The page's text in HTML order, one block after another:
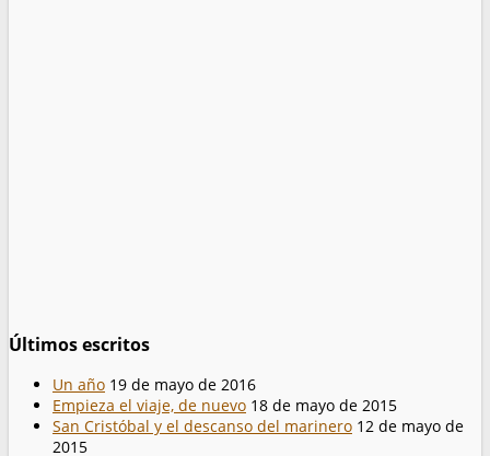
Últimos escritos
Un año 19 de mayo de 2016
Empieza el viaje, de nuevo 18 de mayo de 2015
San Cristóbal y el descanso del marinero 12 de mayo de
2015